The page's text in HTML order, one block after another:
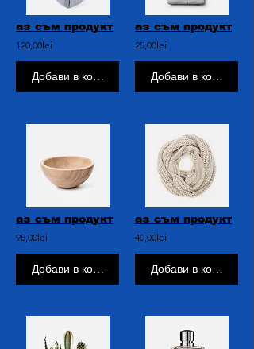
аз съм продукт
120,00lei
Добави в кошницата
аз съм продукт
25,00lei
Добави в кошницата
аз съм продукт
95,00lei
Добави в кошницата
аз съм продукт
40,00lei
Добави в кошницата